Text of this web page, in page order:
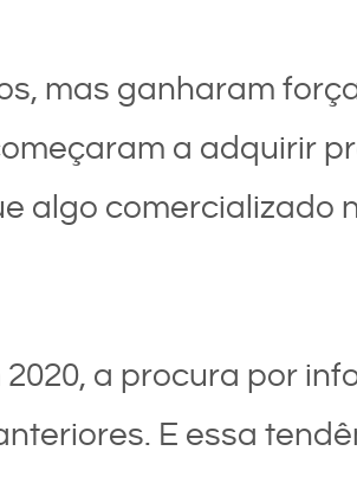
mas ganharam
a adquirir
algo comercializado
a procura por
E essa